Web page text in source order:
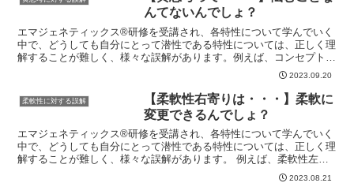
んてないんでしょ？
エマジェネティックス®研修を受講され、各特性について学んでいく
中で、どうしても自分にとって潜性である特性については、正しく理
解することが難しく、様々な誤解があります。例えば、コンセプト型
（黄思考）潜性の人が、黄思考は「思いついたことをどうし...2023.09.20
柔軟性に対する誤解
【柔軟性右寄りは・・・】柔軟に
変更できるんでしょ？
エマジェネティックス®研修を受講され、各特性について学んでいく
中で、どうしても自分にとって潜性である特性については、正しく理
解することが難しく、様々な誤解があります。 例えば、柔軟性左寄
りの人が、柔軟性右寄りの説明に記載している「変化を歓迎...2023.08.21